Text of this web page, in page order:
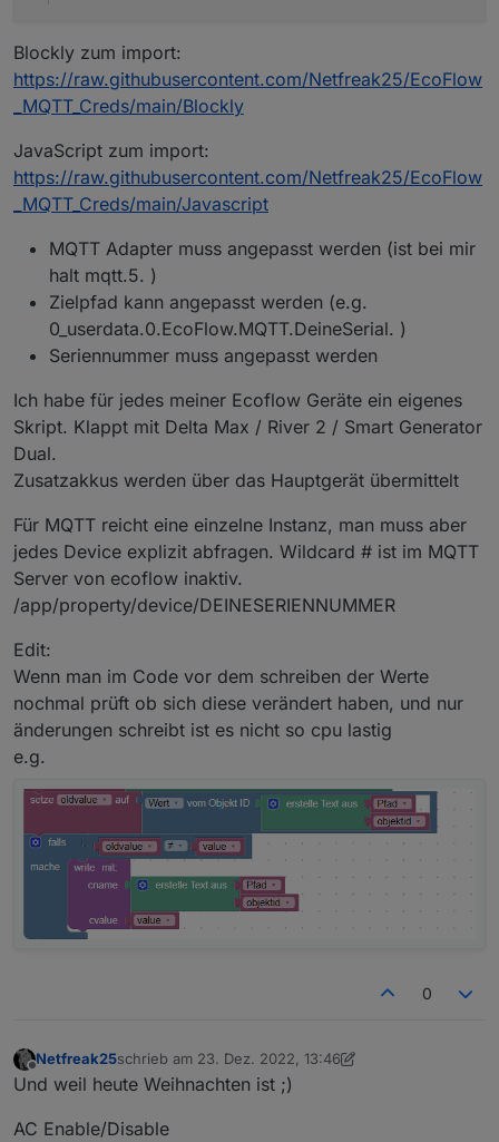
Blockly zum import:
https://raw.githubusercontent.com/Netfreak25/EcoFlow
_MQTT_Creds/main/Blockly
JavaScript zum import:
https://raw.githubusercontent.com/Netfreak25/EcoFlow
_MQTT_Creds/main/Javascript
MQTT Adapter muss angepasst werden (ist bei mir
halt mqtt.5. )
Zielpfad kann angepasst werden (e.g.
0_userdata.0.EcoFlow.MQTT.DeineSerial. )
Seriennummer muss angepasst werden
Ich habe für jedes meiner Ecoflow Geräte ein eigenes
Skript. Klappt mit Delta Max / River 2 / Smart Generator
Dual.
Zusatzakkus werden über das Hauptgerät übermittelt
Für MQTT reicht eine einzelne Instanz, man muss aber
jedes Device explizit abfragen. Wildcard # ist im MQTT
Server von ecoflow inaktiv.
/app/property/device/DEINESERIENNUMMER
Edit:
Wenn man im Code vor dem schreiben der Werte
nochmal prüft ob sich diese verändert haben, und nur
änderungen schreibt ist es nicht so cpu lastig
e.g.
0
Offline
Netfreak25schrieb am 23. Dez. 2022, 13:46
zuletzt editiert von Netfreak25
Und weil heute Weihnachten ist ;)
AC Enable/Disable